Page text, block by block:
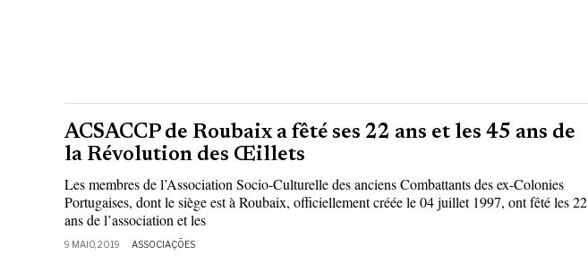
ACSACCP de Roubaix a fêté ses 22 ans et les 45 ans de
la Révolution des Œillets
Les membres de l’Association Socio-Culturelle des anciens Combattants des ex-Colonies
Portugaises, dont le siège est à Roubaix, officiellement créée le 04 juillet 1997, ont fêté les 22
ans de l’association et les
9 MAIO, 2019 ASSOCIAÇÕES